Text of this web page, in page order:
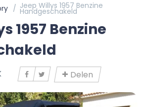
Jeep Willys 1957 Benzine
Handgeschakeld
1957 Benzine
Delen